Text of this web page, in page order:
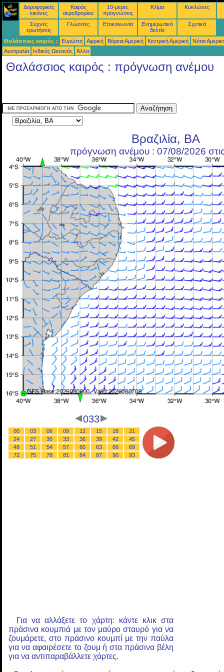
Δορυφορικές
εικόνες
Καιρός
αεροδρομίου
10-μερες
προγνώσεις
Κλίμα Κυκλώνες
Συχνές
ερωτήσεις
Γλώσσες Επικοινωνία
Ενημερωτικό
δελτίο
Σχετικά
Θαλάσσιος καιρός : Ευρώπη Αφρική Βόρεια Αμερική Κεντρική Αμερική
Νότια
Αυστραλία
Ινδικός Ωκεανός Άλλα
Θαλάσσιος καιρός : πρόγνωση ανέμου
Βραζιλία, BA
πρόγνωση ανέμου : 07/08/2026
033
00 03 06 09 12 15 18
21
24
27 30 33 36 39 42
45
48
51 54 57 60 63 66
69
72
75 78 81 84 87 90 93
Για να αλλάξετε το χάρτη: κάντε κλικ στα
πράσινα κουμπιά με τον μαύρο σταυρό για να
ζουμάρετε, στο πράσινο κουμπί με την παύλα
για να αφαιρέσετε το ζουμ ή στα πράσινα βέλη
για να αντιπαραβάλλετε χάρτες.